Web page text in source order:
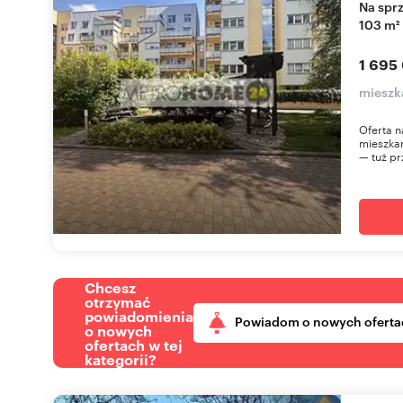
Na sprzedaż przestronne 4-pokojowe mieszkanie
103
1 695
Oferta
— tuż
Chcesz
otrzymać
powiadomienia
o nowych
ofertach w tej
kategorii?
Powiadom o nowych